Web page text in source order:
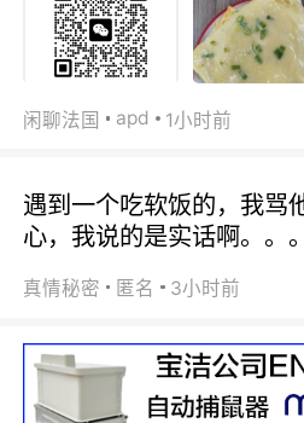
闲聊法国 apd 1小时前
遇到一个吃软饭的，我骂
心，我说的是实话啊。。
真情秘密 匿名 3小时前